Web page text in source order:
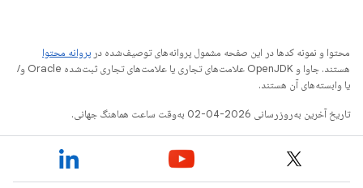
محتوا و نمونه کدها در این صفحه مشمول پروانه‌های توصیف‌شده در پروانه محتوا
هستند. جاوا و OpenJDK علامت‌های تجاری یا علامت‌های تجاری ثبت‌شده Oracle و/
یا وابسته‌های آن هستند.
تاریخ آخرین به‌روزرسانی 2026-04-02 به‌وقت ساعت هماهنگ جهانی.